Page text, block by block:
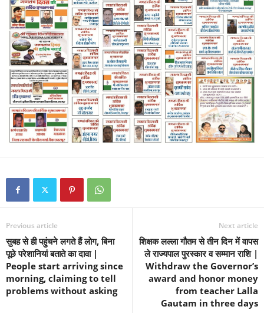
Previous article
सुबह से ही पहुंचने लगते हैं लाेग, बिना
पूछे परेशानियां बताते का दावा |
People start arriving since
morning, claiming to tell
problems without asking
Next article
शिक्षक लल्ला गौतम से तीन दिन में वापस
ले राज्यपाल पुरस्कार व सम्मान राशि |
Withdraw the Governor’s
award and honor money
from teacher Lalla
Gautam in three days